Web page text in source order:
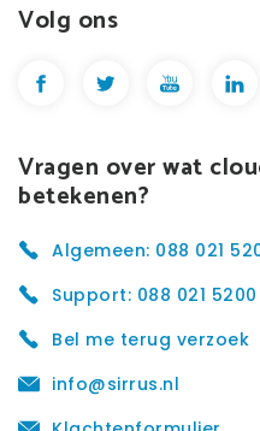
Volg ons
Vragen over wat
betekenen?
Algemeen: 088 021
Support: 088 021 5200
Bel me terug verzoek
info@sirrus.nl